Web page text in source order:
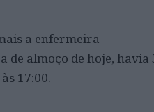
a enfermeira
de almoço de hoje, havia
17:00.